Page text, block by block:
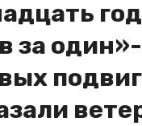
за